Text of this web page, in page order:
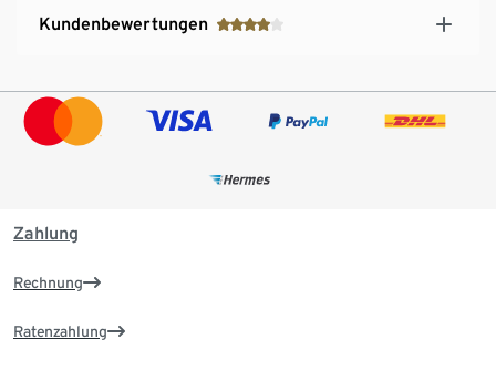
Kundenbewertungen
Zahlung
Rechnung
Ratenzahlung